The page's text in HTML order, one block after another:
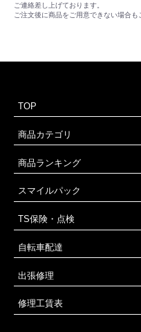
ご連絡差し上げております。
ご注文後に商品をご用意できない場合も
TOP
商品カテゴリ
商品ランキング
スマイルパック
TS保険・点検
自転車配達
出張修理
修理工賃表